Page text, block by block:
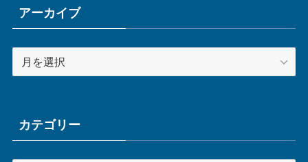
アーカイブ
ブカテゴリー